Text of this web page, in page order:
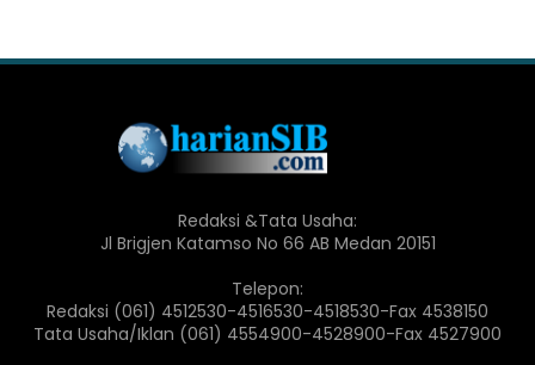
Redaksi &Tata Usaha:
Jl Brigjen Katamso No 66 AB Medan 20151
Telepon:
Redaksi (061) 4512530-4516530-4518530-Fax 4538150
Tata Usaha/Iklan (061) 4554900-4528900-Fax 4527900